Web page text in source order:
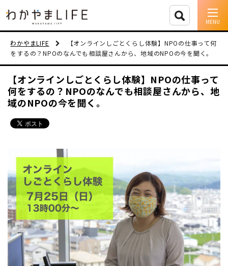
イベント情報
移住支援
人に会う
移住者インタビュー
動画
地域おこし協力隊
わかやまLIFE
【オンラインしごとくらし体験】NPOの仕事って何
をするの？NPOのなんでも相談屋さんから、地域のNPOの今を聞く。
【オンラインしごとくらし体験】NPOの仕事って
何をするの？NPOのなんでも相談屋さんから、地
域のNPOの今を聞く。